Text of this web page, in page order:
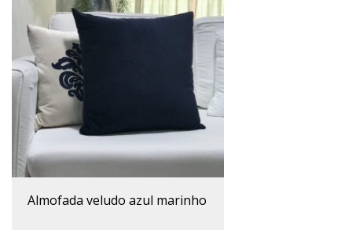
almofada veludo azul marinho